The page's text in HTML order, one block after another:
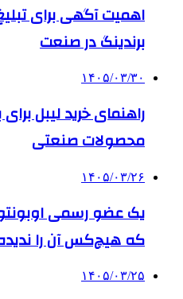
اهمیت آگهی برای
برندینگ در صنعت
۱۴۰۵/۰۳/۳۰
راهنمای خرید لیبل
محصولات صنعتی
۱۴۰۵/۰۳/۲۶
یک عضو رسمی
که هیچ‌کس آن را
۱۴۰۵/۰۳/۲۵